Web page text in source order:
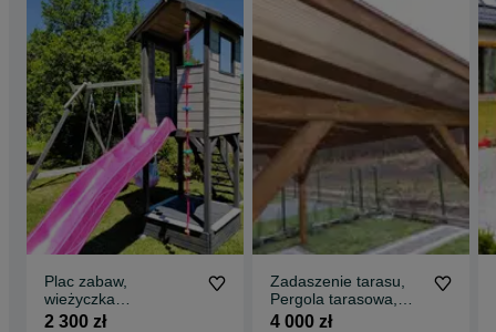
Plac zabaw,
wieżyczka
zabudowana/domek,
2 300 zł
Zadaszenie tarasu,
Pergola tarasowa,
Tarasy, Domki
4 000 zł